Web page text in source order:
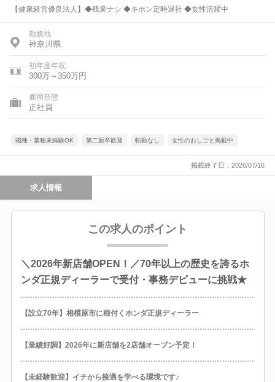
【健康経営優良法人】◆残業ナシ ◆キホン定時退社 ◆女性活躍中
勤務地
神奈川県
初年度年収
300万～350万円
雇用形態
正社員
職種・業種未経験OK 第二新卒歓迎 転勤なし 女性のおしごと掲載中
掲載終了日：2026/07/16
求人情報
この求人のポイント
＼2026年新店舗OPEN！／70年以上の歴史を誇るホ
ンダ正規ディーラーで受付・事務デビューに挑戦★
【設立70年】相模原市に根付くホンダ正規ディーラー
【業績好調】2026年に新店舗を2店舗オープン予定！
【未経験歓迎】イチから接遇を学べる環境です♪